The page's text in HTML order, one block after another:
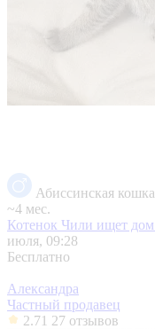
Абиссинская кошка
~4 мес.
Котенок Чили ищет дом
июля, 09:28
Бесплатно
Александра
Частный продавец
2.71 27 отзывов